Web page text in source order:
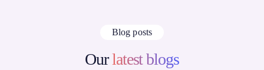
Blog posts
Ourlatest blogs